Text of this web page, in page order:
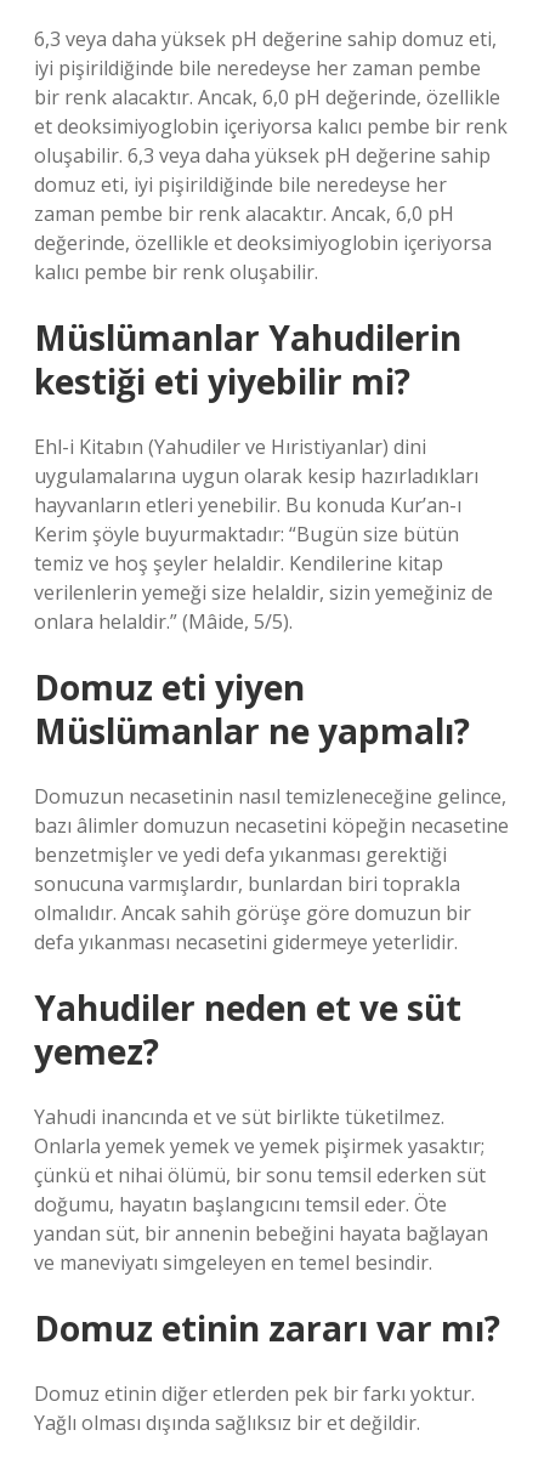
6,3 veya daha yüksek pH değerine sahip domuz eti,
iyi pişirildiğinde bile neredeyse her zaman pembe
bir renk alacaktır. Ancak, 6,0 pH değerinde, özellikle
et deoksimiyoglobin içeriyorsa kalıcı pembe bir renk
oluşabilir. 6,3 veya daha yüksek pH değerine sahip
domuz eti, iyi pişirildiğinde bile neredeyse her
zaman pembe bir renk alacaktır. Ancak, 6,0 pH
değerinde, özellikle et deoksimiyoglobin içeriyorsa
kalıcı pembe bir renk oluşabilir.
Müslümanlar Yahudilerin
kestiği eti yiyebilir mi?
Ehl-i Kitabın (Yahudiler ve Hıristiyanlar) dini
uygulamalarına uygun olarak kesip hazırladıkları
hayvanların etleri yenebilir. Bu konuda Kur’an-ı
Kerim şöyle buyurmaktadır: “Bugün size bütün
temiz ve hoş şeyler helaldir. Kendilerine kitap
verilenlerin yemeği size helaldir, sizin yemeğiniz de
onlara helaldir.” (Mâide, 5/5).
Domuz eti yiyen
Müslümanlar ne yapmalı?
Domuzun necasetinin nasıl temizleneceğine gelince,
bazı âlimler domuzun necasetini köpeğin necasetine
benzetmişler ve yedi defa yıkanması gerektiği
sonucuna varmışlardır, bunlardan biri toprakla
olmalıdır. Ancak sahih görüşe göre domuzun bir
defa yıkanması necasetini gidermeye yeterlidir.
Yahudiler neden et ve süt
yemez?
Yahudi inancında et ve süt birlikte tüketilmez.
Onlarla yemek yemek ve yemek pişirmek yasaktır;
çünkü et nihai ölümü, bir sonu temsil ederken süt
doğumu, hayatın başlangıcını temsil eder. Öte
yandan süt, bir annenin bebeğini hayata bağlayan
ve maneviyatı simgeleyen en temel besindir.
Domuz etinin zararı var mı?
Domuz etinin diğer etlerden pek bir farkı yoktur.
Yağlı olması dışında sağlıksız bir et değildir.